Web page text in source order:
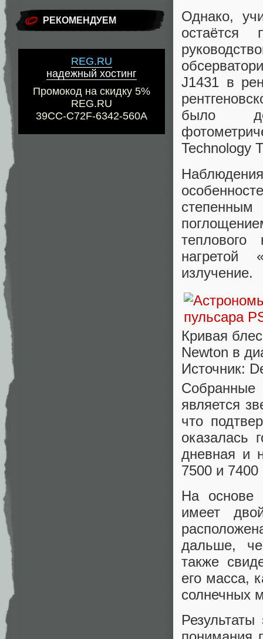
РЕКОМЕНДУЕМ
REG.RU
надежный хостинг
Промокод на скидку 5%
REG.RU
39CC-C72F-6342-560A
Однако,
остаётся
J1431 в
было
Technology
нагретой
излучение.
Кривая
Newton в
Источник:
Собранные
является
что
оказалась
дневная и
7500 и 7400
На основе
имеет
дальше,
также
его масса,
солнечных